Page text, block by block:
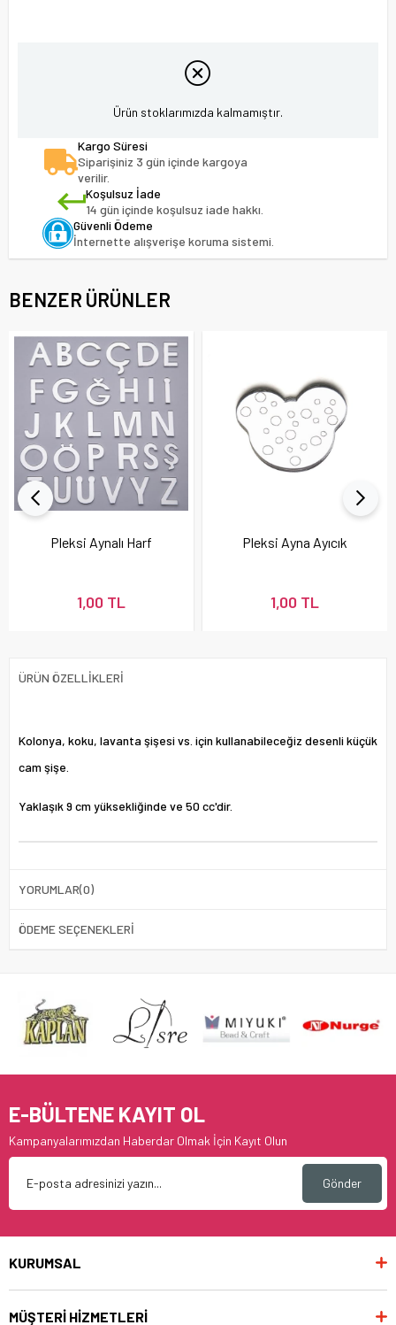
Ürün stoklarımızda kalmamıştır.
Kargo Süresi
Siparişiniz 3 gün içinde kargoya
verilir.
Koşulsuz İade
14 gün içinde koşulsuz iade hakkı.
Güvenli Ödeme
İnternette alışverişe koruma sistemi.
BENZER ÜRÜNLER
Pleksi Aynalı Harf
1,00 TL
Pleksi Ayna Ayıcık
1,00 TL
ÜRÜN ÖZELLIKLERI
Kolonya, koku, lavanta şişesi vs. için kullanabileceğiz desenli küçük
cam şişe.
Yaklaşık 9 cm yüksekliğinde ve 50 cc'dir.
YORUMLAR(0)
ÖDEME SEÇENEKLERI
E-BÜLTENE KAYIT OL
Kampanyalarımızdan Haberdar Olmak İçin Kayıt Olun
Gönder
KURUMSAL
MÜŞTERİ HİZMETLERİ